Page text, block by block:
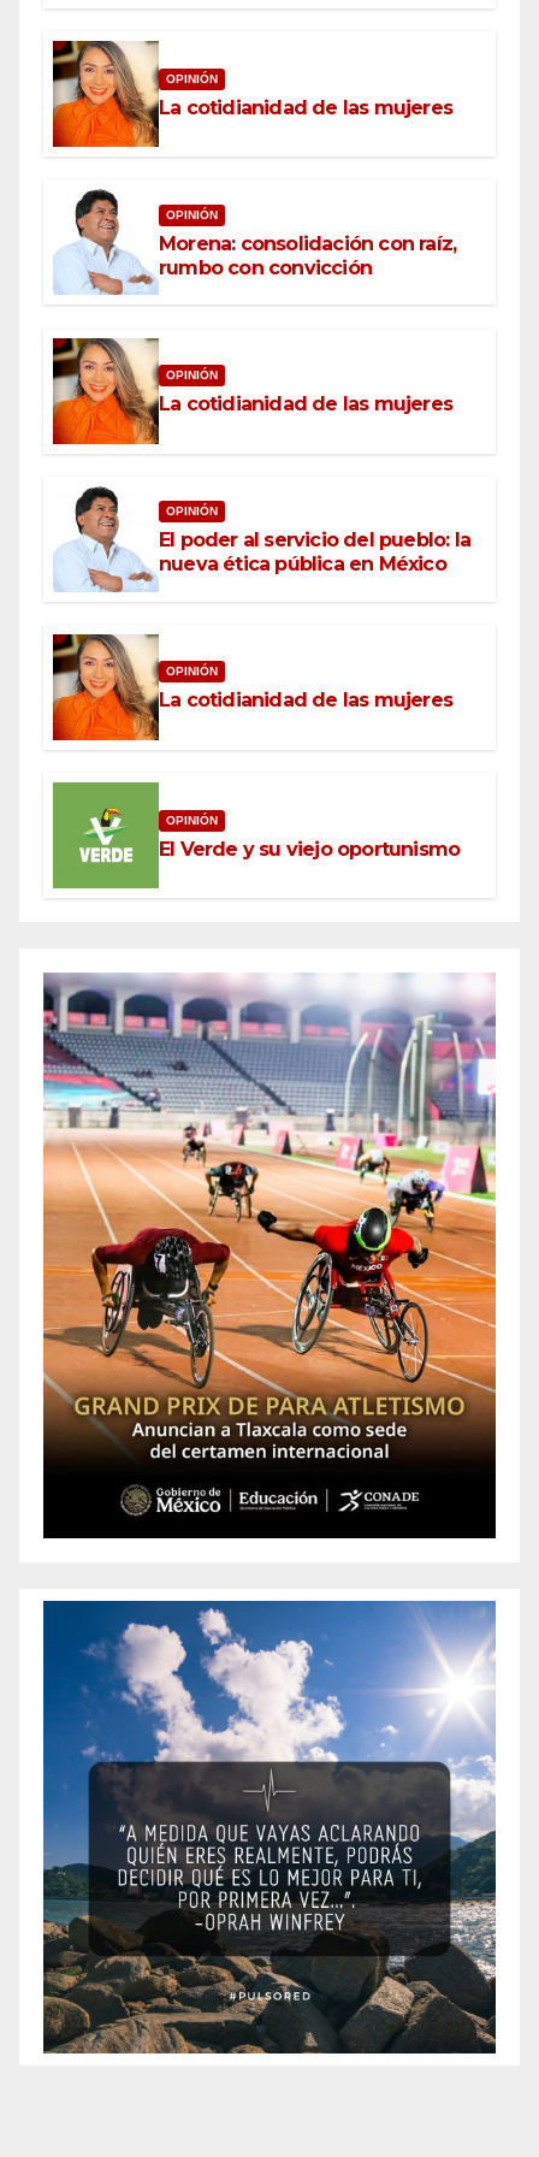
OPINIÓN
La cotidianidad de las mujeres
OPINIÓN
Morena: consolidación con raíz,
rumbo con convicción
OPINIÓN
La cotidianidad de las mujeres
OPINIÓN
El poder al servicio del pueblo: la
nueva ética pública en México
OPINIÓN
La cotidianidad de las mujeres
OPINIÓN
El Verde y su viejo oportunismo